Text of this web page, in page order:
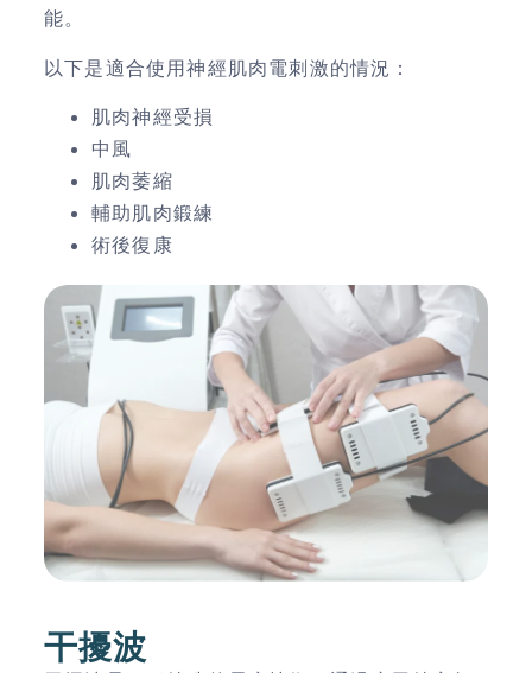
能。
以下是適合使用神經肌肉電刺激的情況 ：
肌肉神經受損
中風
肌肉萎縮
輔助肌肉鍛練
術後復康
干擾波